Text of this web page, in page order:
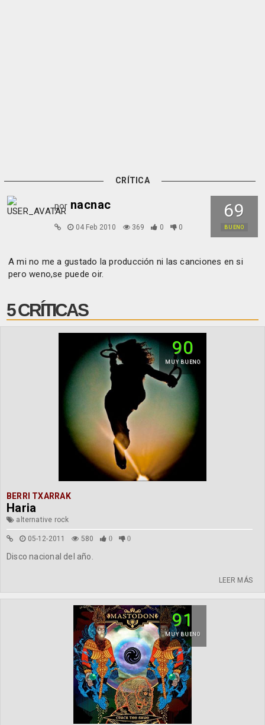
CRÍTICA
69
BUENO
por nacnac
04 Feb 2010 369 0 0
A mi no me a gustado la producción ni las canciones en si
pero weno,se puede oir.
5 CRÍTICAS
90
MUY BUENO
BERRI TXARRAK
Haria
alternative rock
05-12-2011 580 0 0
Disco nacional del año.
LEER MÁS
91
MUY BUENO